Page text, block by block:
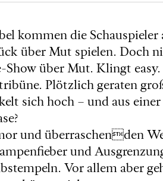
kommen die Schauspieler
über Mut spielen. Doch
über Mut. Klingt
Plötzlich geraten
sich hoch – und aus
und überraschenden
und
Vor allem aber